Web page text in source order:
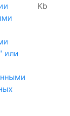
или
Kb